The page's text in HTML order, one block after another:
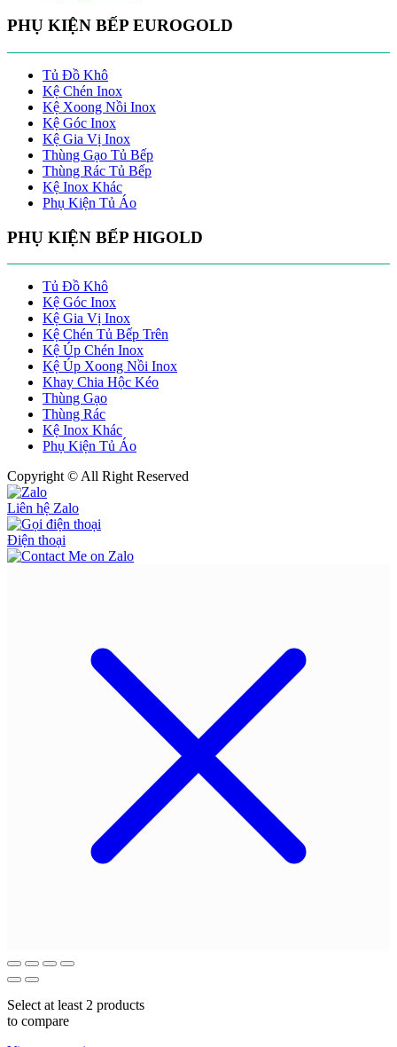
PHỤ KIỆN BẾP EUROGOLD
Tủ Đồ Khô
Kệ Chén Inox
Kệ Xoong Nồi Inox
Kệ Góc Inox
Kệ Gia Vị Inox
Thùng Gạo Tủ Bếp
Thùng Rác Tủ Bếp
Kệ Inox Khác
Phụ Kiện Tủ Áo
PHỤ KIỆN BẾP HIGOLD
Tủ Đồ Khô
Kệ Góc Inox
Kệ Gia Vị Inox
Kệ Chén Tủ Bếp Trên
Kệ Úp Chén Inox
Kệ Úp Xoong Nồi Inox
Khay Chia Hộc Kéo
Thùng Gạo
Thùng Rác
Kệ Inox Khác
Phụ Kiện Tủ Áo
Copyright © All Right Reserved
Liên hệ Zalo
Điện thoại
Select at least 2 products
to compare